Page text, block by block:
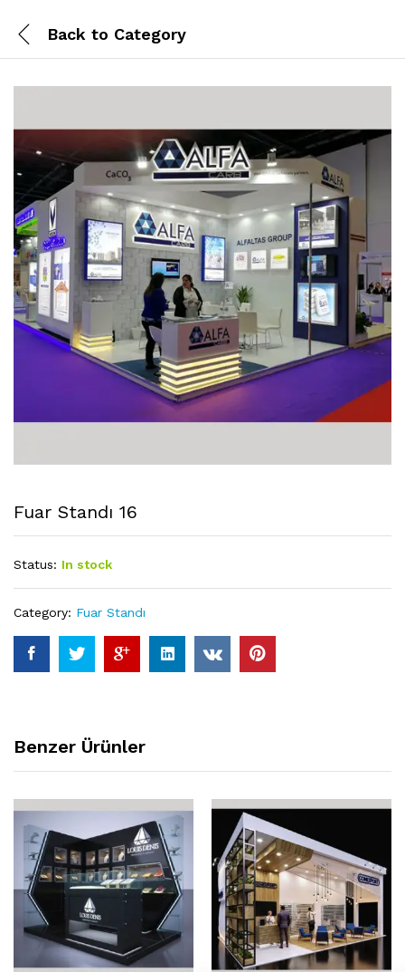
Back to Category
Fuar Standı 16
Status: In stock
Category: Fuar Standı
Benzer Ürünler